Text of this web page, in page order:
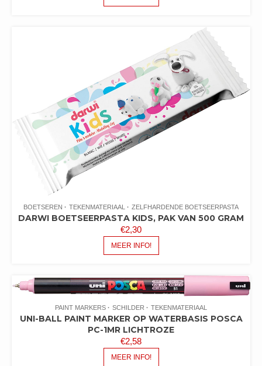
BOETSEREN TEKENMATERIAAL ZELFHARDENDE BOETSEERPASTA
DARWI BOETSEERPASTA KIDS, PAK VAN 500 GRAM
€2,30
MEER INFO!
PAINT MARKERS SCHILDER TEKENMATERIAAL
UNI-BALL PAINT MARKER OP WATERBASIS POSCA
PC-1MR LICHTROZE
€2,58
MEER INFO!